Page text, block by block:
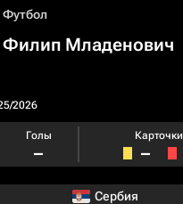
Футбол
Филип Младенович
2026
Голы
–
Карточки
–
Сербия